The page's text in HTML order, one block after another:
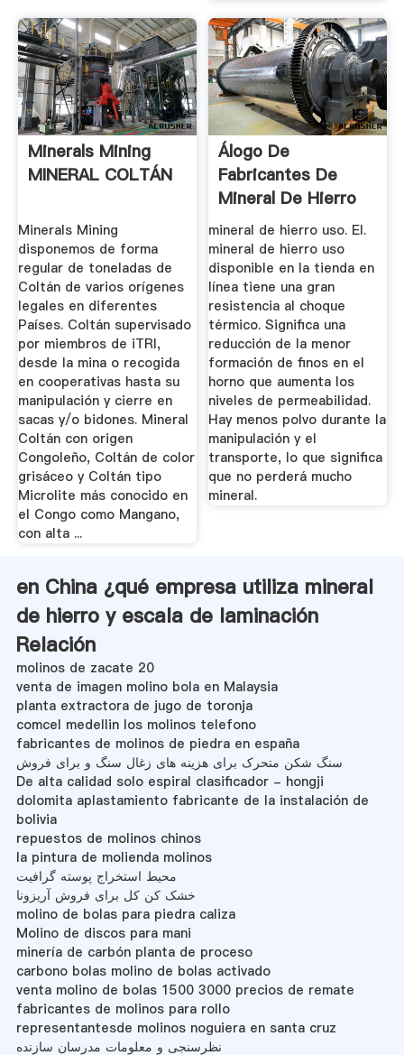
Minerals Mining
MINERAL COLTÁN
Minerals Mining
disponemos de forma
regular de toneladas de
Coltán de varios orígenes
legales en diferentes
Países. Coltán supervisado
por miembros de iTRI,
desde la mina o recogida
en cooperativas hasta su
manipulación y cierre en
sacas y/o bidones. Mineral
Coltán con origen
Congoleño, Coltán de color
grisáceo y Coltán tipo
Microlite más conocido en
el Congo como Mangano,
con alta ...
Álogo De
Fabricantes De
Mineral De Hierro
Uso De Alta ...
mineral de hierro uso. El.
mineral de hierro uso
disponible en la tienda en
línea tiene una gran
resistencia al choque
térmico. Significa una
reducción de la menor
formación de finos en el
horno que aumenta los
niveles de permeabilidad.
Hay menos polvo durante la
manipulación y el
transporte, lo que significa
que no perderá mucho
mineral.
en China ¿qué empresa utiliza mineral
de hierro y escala de laminación
Relación
molinos de zacate 20
venta de imagen molino bola en Malaysia
planta extractora de jugo de toronja
comcel medellin los molinos telefono
fabricantes de molinos de piedra en españa
سنگ شکن متحرک برای هزینه های زغال سنگ و برای فروش
De alta calidad solo espiral clasificador - hongji
dolomita aplastamiento fabricante de la instalación de
bolivia
repuestos de molinos chinos
la pintura de molienda molinos
محیط استخراج پوسته گرافیت
خشک کن کل برای فروش آریزونا
molino de bolas para piedra caliza
Molino de discos para mani
minería de carbón planta de proceso
carbono bolas molino de bolas activado
venta molino de bolas 1500 3000 precios de remate
fabricantes de molinos para rollo
representantesde molinos noguiera en santa cruz
نظرسنجی و معلومات مدرسان سازنده